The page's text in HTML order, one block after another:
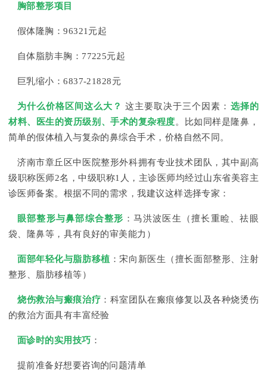
胸部整形项目
假体隆胸：96321元起
自体脂肪丰胸：77225元起
巨乳缩小：6837-21828元
为什么价格区间这么大？ 这主要取决于三个因素： 选择的
材料、医生的资历级别、手术的复杂程度。比如同样是隆鼻，
简单的假体植入与复杂的鼻综合手术，价格自然不同。
济南市章丘区中医院整形外科拥有专业技术团队，其中副高
级职称医师2名，中级职称1人，主诊医师均经过山东省美容主
诊医师备案。根据不同的需求，我建议这样选择专家：
眼部整形与鼻部综合整形 ：马洪波医生（擅长重睑、祛眼
袋、隆鼻等，具有良好的审美能力）
面部年轻化与脂肪移植 ：宋向新医生（擅长面部整形、注射
整形、脂肪移植等）
烧伤救治与瘢痕治疗 ：科室团队在瘢痕修复以及各种烧烫伤
的救治方面具有丰富经验
面诊时的实用技巧 ：
提前准备好想要咨询的问题清单